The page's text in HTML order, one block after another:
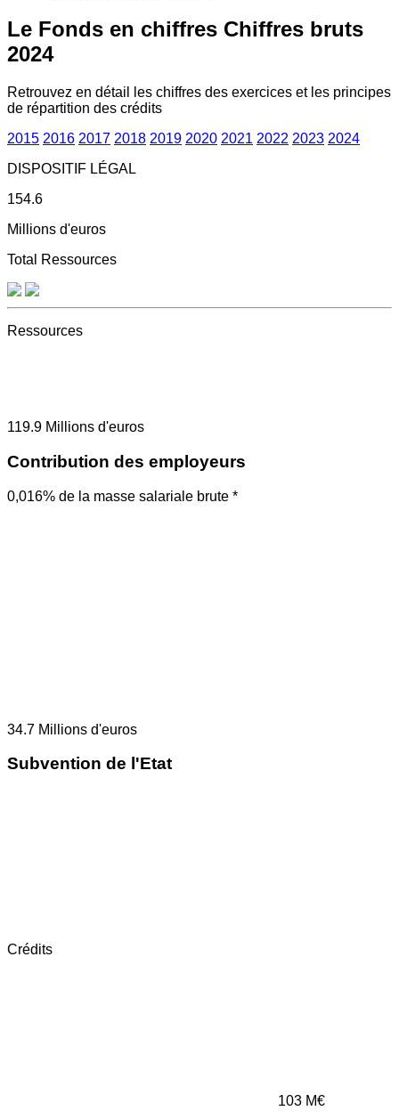
Le Fonds en chiffres Chiffres bruts
2024
Retrouvez en détail les chiffres des exercices et les principes
de répartition des crédits
2015 2016 2017 2018 2019 2020 2021 2022 2023 2024
DISPOSITIF LÉGAL
154.6
Millions d'euros
Total Ressources
Ressources
119.9 Millions d'euros
Contribution des employeurs
0,016% de la masse salariale brute *
34.7 Millions d'euros
Subvention de l'Etat
Crédits
103 M€